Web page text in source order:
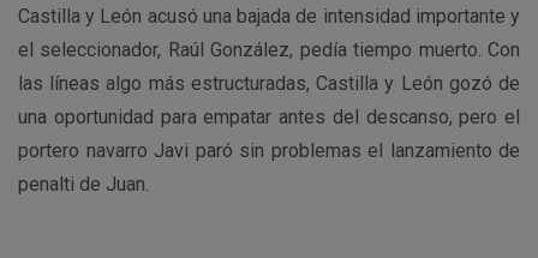
Castilla y León acusó una bajada de intensidad importante y
el seleccionador, Raúl González, pedía tiempo muerto. Con
las líneas algo más estructuradas, Castilla y León gozó de
una oportunidad para empatar antes del descanso, pero el
portero navarro Javi paró sin problemas el lanzamiento de
penalti de Juan.